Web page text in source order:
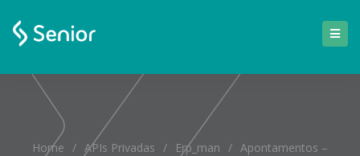
Home / APIs Privadas / Erp_man / Apontamentos –